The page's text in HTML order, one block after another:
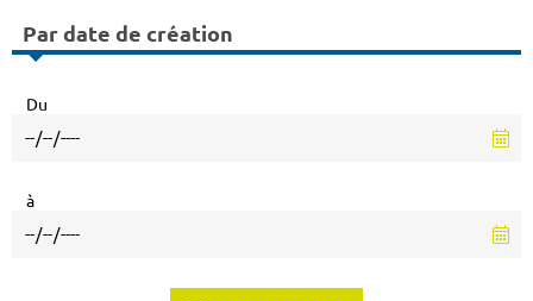
Par date de création
Du
à